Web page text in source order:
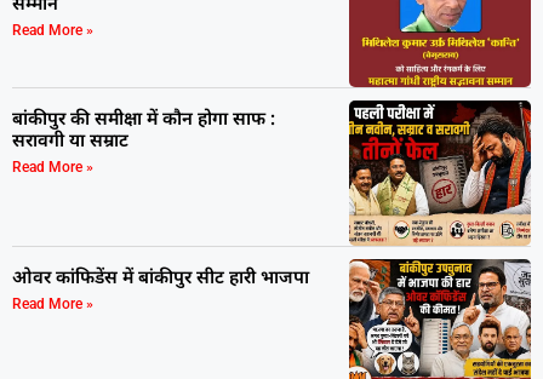
Read More »
बांकीपुर की समीक्षा में कौन होगा साफ :
सरावगी या सम्राट
Read More »
ओवर कांफिडेंस में बांकीपुर सीट हारी भाजपा
Read More »